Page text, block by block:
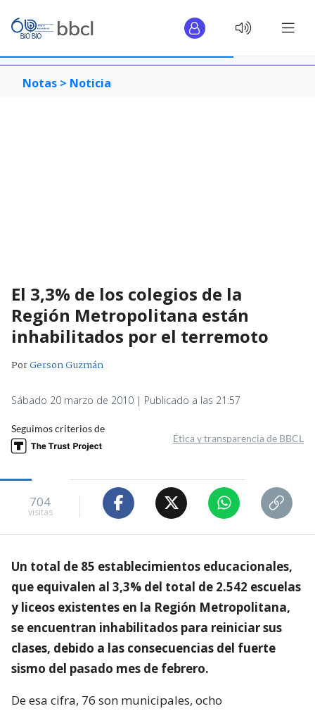
Notas > Noticia
El 3,3% de los colegios de la
Región Metropolitana están
inhabilitados por el terremoto
PorGerson Guzmán
Sábado 20 marzo de 2010 | Publicado a las 21:57
Seguimos criterios de
Ética y transparencia de BBCL
704
visitas
Un total de 85 establecimientos educacionales,
que equivalen al 3,3% del total de 2.542 escuelas
y liceos existentes en la Región Metropolitana,
se encuentran inhabilitados para reiniciar sus
clases, debido a las consecuencias del fuerte
sismo del pasado mes de febrero.
De esa cifra, 76 son municipales, ocho